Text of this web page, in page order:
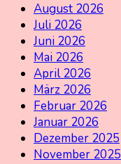
August 2026
Juli 2026
Juni 2026
Mai 2026
April 2026
März 2026
Februar 2026
Januar 2026
Dezember 2025
November 2025